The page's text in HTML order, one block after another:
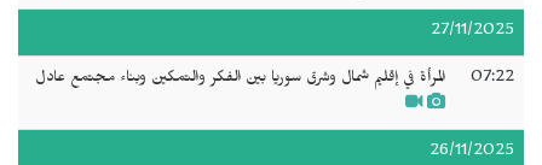
27/11/2025
07:22 المرأة في إقليم شمال وشرق سوريا بين الفكر والتمكين وبناء مجتمع عادل
26/11/2025